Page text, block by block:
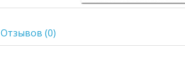
Отзывов (0)